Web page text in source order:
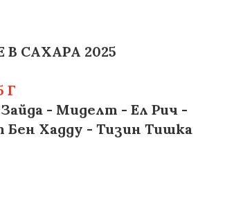
2025
Г
- Миделт - Ел Рич -
Бен Хадду - Тизин Тишка